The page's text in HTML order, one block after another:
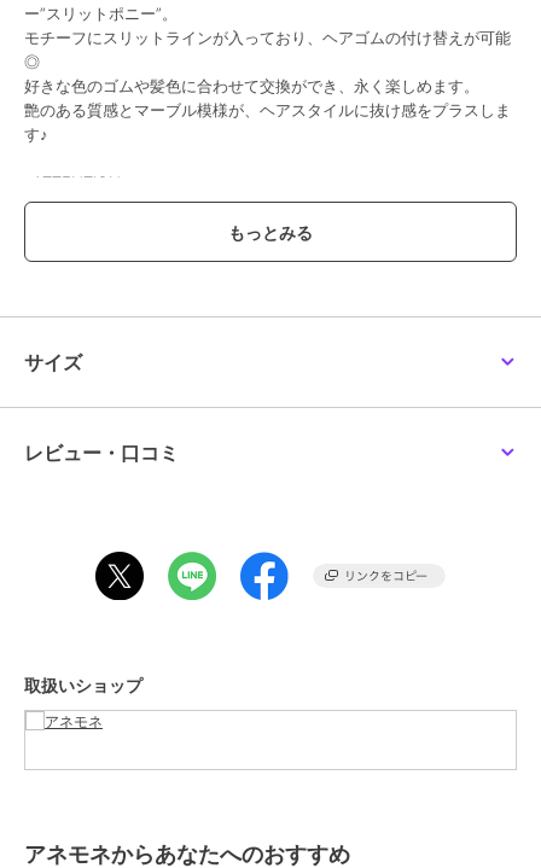
ー”スリットポニー”。
モチーフにスリットラインが入っており、ヘアゴムの付け替えが可能
◎
好きな色のゴムや髪色に合わせて交換ができ、永く楽しめます。
艶のある質感とマーブル模様が、ヘアスタイルに抜け感をプラスしま
す♪
※ATTENTION※
■製造・輸送時についた微細なキズやゆがみ、黒点、気泡・内包物が
見られる場合がございます。
上記は不良の対象外となりますので、予めご了承くださいませ。
です。
ショップ アネモネ
商品カテゴリ
アクセサリー・ヘアアクセサリー
／シュシュ・ヘアゴム
商品のお取り扱い方法
サイズ
レビュー・口コミ
取扱いショップ
アネモネからあなたへのおすすめ